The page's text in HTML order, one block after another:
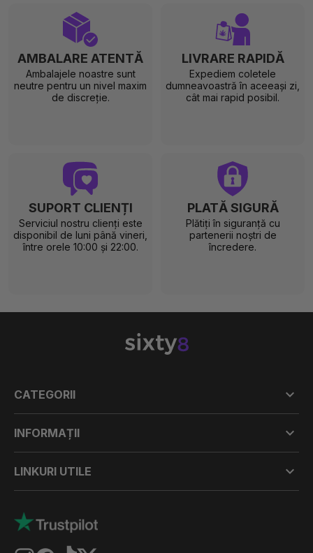
AMBALARE ATENTĂ
Ambalajele noastre sunt
neutre pentru un nivel maxim
de discreție.
LIVRARE RAPIDĂ
Expediem coletele
dumneavoastră în aceeași zi,
cât mai rapid posibil.
SUPORT CLIENȚI
Serviciul nostru clienți este
disponibil de luni până vineri,
între orele 10:00 și 22:00.
PLATĂ SIGURĂ
Plătiți în siguranță cu
partenerii noștri de
încredere.
CATEGORII 
INFORMAȚII 
LINKURI UTILE 